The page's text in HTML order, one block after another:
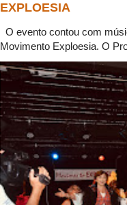
EXPLOESIA
O evento contou com
Movimento Exploesia. O